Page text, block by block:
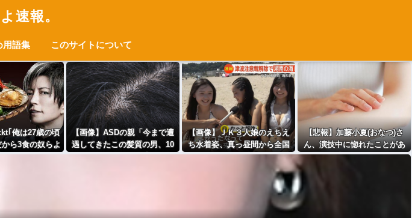
速報。
用語集 このサイトについて
｢俺は27歳の頃
ら3食の奴らよ
遅い｣←これ
【画像】ASDの親「今まで遭
遇してきたこの髪質の男、10
0%ASDだわ！」ﾊﾟｼｬ!!
【画像】ＪＫ３人娘のえちえ
ち水着姿、真っ昼間から全国
放送されてしまう
【悲報】加藤小夏(おなつ)さ
ん、演技中に惚れたことがあ
ると告白wwwwww